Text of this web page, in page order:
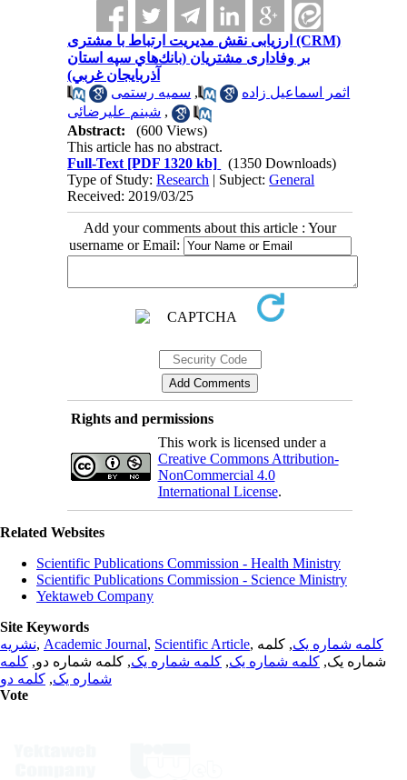
ارزیابی نقش مدیریت ارتباط با مشتری (CRM)
بر وفاداری مشتريان (بانك‌هاي سپه استان
آذربایجان غربي)
اثمر اسماعیل زاده
, سمیه رستمی
, شبنم علیرضائی
Abstract:
(600 Views)
This article has no abstract.
Full-Text [PDF 1320 kb]
(1350 Downloads)
Type of Study:Research | Subject:General
Received: 2019/03/25
Add your comments about this article : Your
username or Email:
Rights and permissions
This work is licensed under a
Creative Commons Attribution-
NonCommercial 4.0
International License.
Related Websites
Scientific Publications Commission - Health Ministry
Scientific Publications Commission - Science Ministry
Yektaweb Company
Site Keywords
نشریه, Academic Journal, Scientific Article, کلمه شماره یک, کلمه
شماره یک, کلمه شماره یک, کلمه شماره یک, کلمه شماره دو, کلمه
شماره یک, کلمه دو
Vote